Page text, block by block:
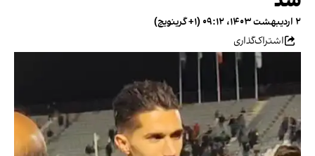
۲ اردیبهشت ۱۴۰۳، ۰۹:۱۲ (‎+۱ گرینویچ)
اشتراک‌گذاری